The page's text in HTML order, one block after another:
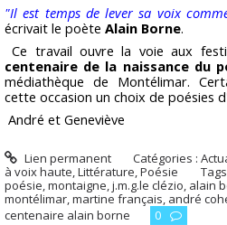
"Il est temps de lever sa voix
écrivait le poète Alain Borne.
Ce travail ouvre la voie aux
centenaire de la naissance du
médiathèque de Montélimar.
cette occasion un choix de poésies
André et Geneviève
Lien permanent Catégories :
à voix haute,Littérature,Poésie
poésie,montaigne,j.m.g.le clézio, alain
montélimar,martine français, andré
centenaire alain borne
0